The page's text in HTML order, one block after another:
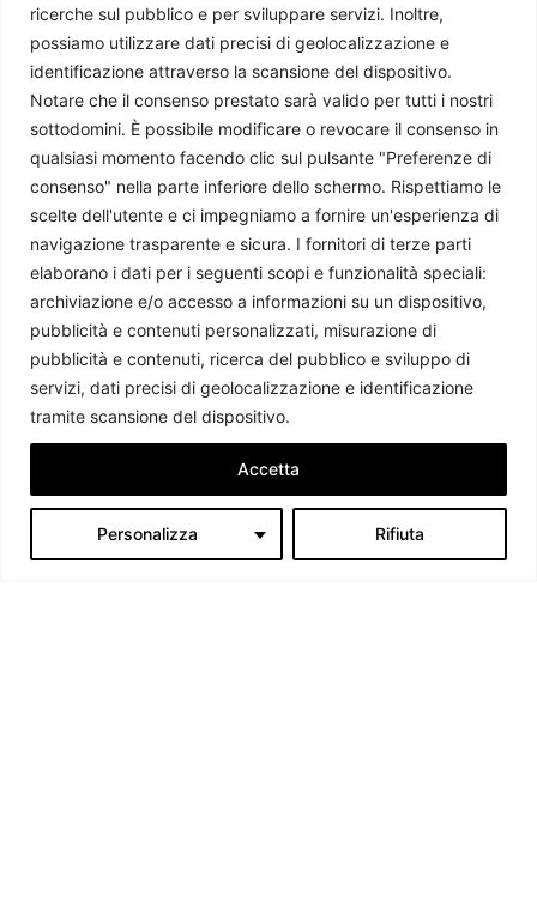
ricerche sul pubblico e per sviluppare servizi. Inoltre,
possiamo utilizzare dati precisi di geolocalizzazione e
identificazione attraverso la scansione del dispositivo.
Notare che il consenso prestato sarà valido per tutti i nostri
sottodomini. È possibile modificare o revocare il consenso in
qualsiasi momento facendo clic sul pulsante "Preferenze di
consenso" nella parte inferiore dello schermo. Rispettiamo le
scelte dell'utente e ci impegniamo a fornire un'esperienza di
navigazione trasparente e sicura. I fornitori di terze parti
elaborano i dati per i seguenti scopi e funzionalità speciali:
archiviazione e/o accesso a informazioni su un dispositivo,
pubblicità e contenuti personalizzati, misurazione di
pubblicità e contenuti, ricerca del pubblico e sviluppo di
servizi, dati precisi di geolocalizzazione e identificazione
tramite scansione del dispositivo.
Personalizza Rifiuta
Accetta
Il ritorno di Xi a Pyongyang
Annachiara Maddaloni - 23 Luglio 2026
Giappone: riarmo possibile, ma a quale prezzo?
Master UNICAL - 9 Luglio 2026